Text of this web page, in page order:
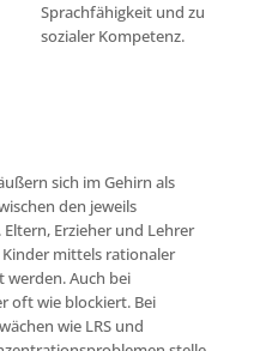
Sprachfähigkeit und zu
sozialer Kompetenz.
sich im Gehirn als
den jeweils
Erzieher und Lehrer
mittels rationaler
werden. Auch bei
oft wie blockiert. Bei
wie LRS und